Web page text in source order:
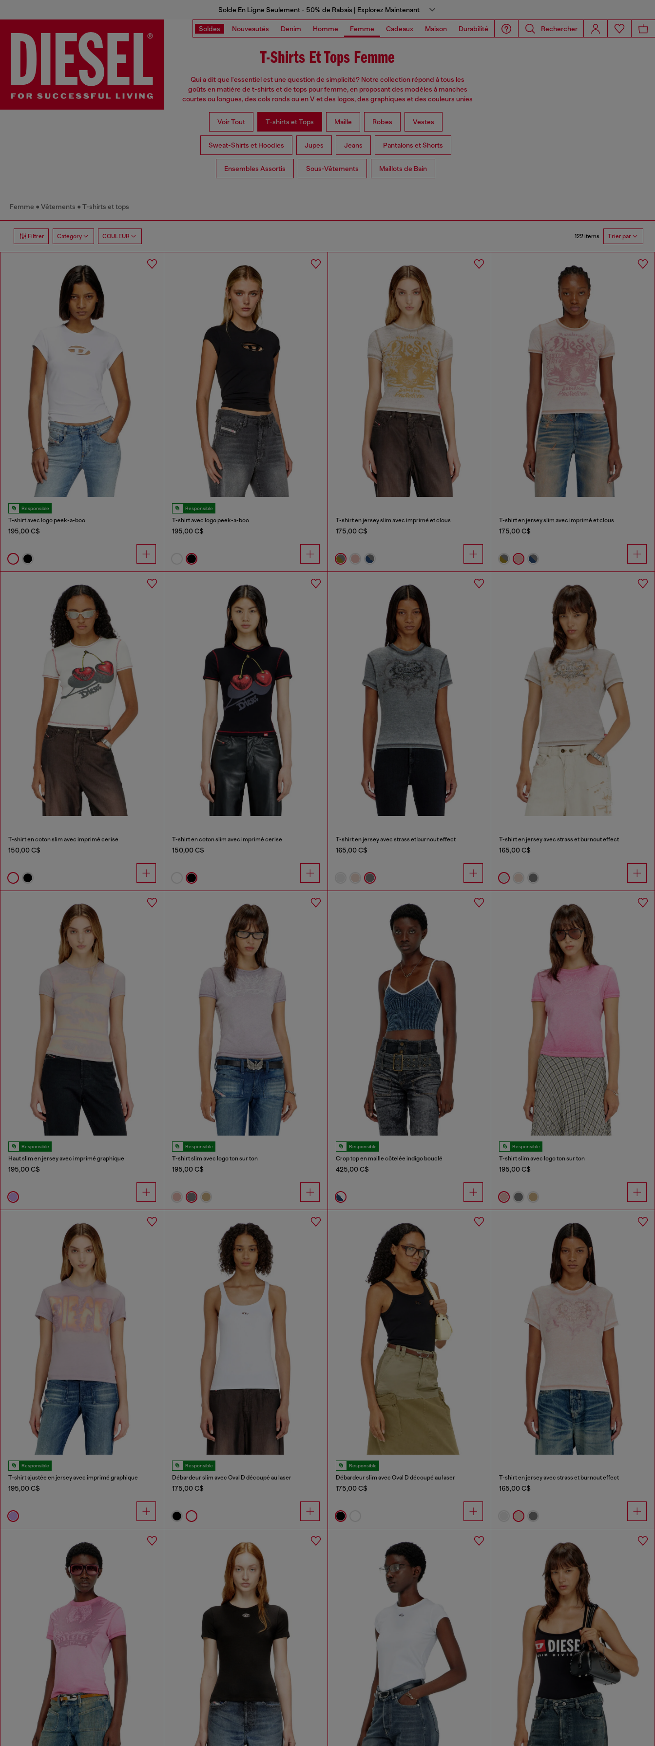
Solde En Ligne Seulement - 50% de Rabais | Explorez Maintenant
Soldes Nouveautés Denim Homme Femme Cadeaux Maison Durabilité Rechercher
T-Shirts Et Tops Femme
Qui a dit que l'essentiel est une question de simplicité? Notre collection répond à tous les
goûts en matière de t-shirts et de tops pour femme, en proposant des modèles à manches
courtes ou longues, des cols ronds ou en V et des logos, des graphiques et des couleurs unies
Voir Tout T-shirts et Tops Maille Robes Vestes
Sweat-Shirts et Hoodies Jupes Jeans Pantalons et Shorts
Ensembles Assortis Sous-Vêtements Maillots de Bain
Femme Vêtements T-shirts et tops
Filtrer Category COULEUR 122 items Trier par
Responsible
T-shirt avec logo peek-a-boo
195,00 C$
Responsible
T-shirt avec logo peek-a-boo
195,00 C$
T-shirt en jersey slim avec imprimé et clous
175,00 C$
T-shirt en jersey slim avec imprimé et clous
175,00 C$
T-shirt en coton slim avec imprimé cerise
150,00 C$
T-shirt en coton slim avec imprimé cerise
150,00 C$
T-shirt en jersey avec strass et burnout effect
165,00 C$
T-shirt en jersey avec strass et burnout effect
165,00 C$
Responsible
Haut slim en jersey avec imprimé graphique
195,00 C$
Responsible
T-shirt slim avec logo ton sur ton
195,00 C$
Responsible
Crop top en maille côtelée indigo bouclé
425,00 C$
Responsible
T-shirt slim avec logo ton sur ton
195,00 C$
Responsible
T-shirt ajustée en jersey avec imprimé graphique
195,00 C$
Responsible
Débardeur slim avec Oval D découpé au laser
175,00 C$
Responsible
Débardeur slim avec Oval D découpé au laser
175,00 C$
T-shirt en jersey avec strass et burnout effect
165,00 C$